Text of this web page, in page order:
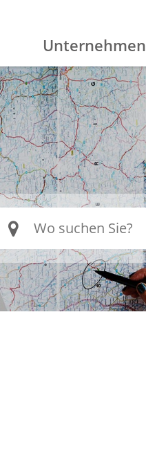
Unternehmen